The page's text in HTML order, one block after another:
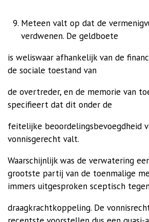
Meteen valt op dat de
verdwenen. De geldboete
is weliswaar afhankelijk van de
de sociale toestand van
de overtreder, en de memorie van
specifieert dat dit onder de
feitelijke beoordelingsbevoegdheid
vonnisgerecht valt.
Waarschijnlijk was de verwatering
grootste partij van de toenmalige
immers uitgesproken sceptisch
draagkrachtkoppeling. De